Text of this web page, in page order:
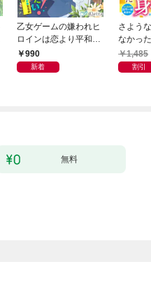
乙女ゲームの嫌われヒ
ロインは恋より平和に
暮らしたい！（なのに
攻略対象たちがついて
990
新着
さよう
なかっ
一夜で
もり妃
1,485
割引
無料